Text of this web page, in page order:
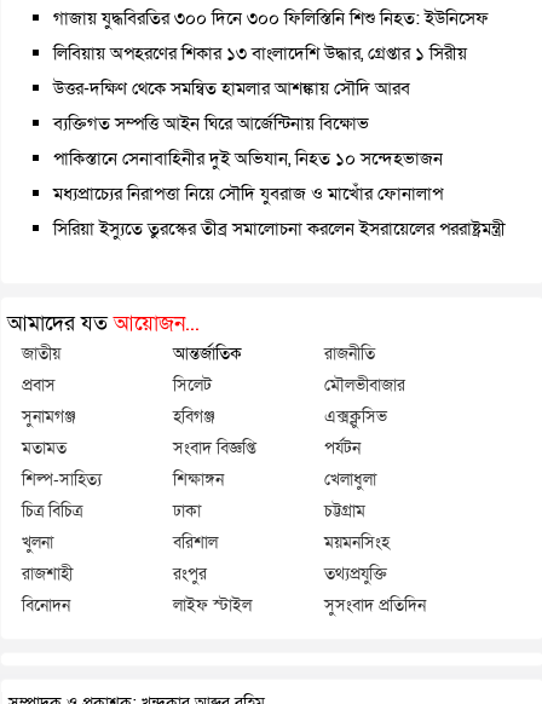
গাজায় যুদ্ধবিরতির ৩০০ দিনে ৩০০ ফিলিস্তিনি শিশু নিহত: ইউনিসেফ
লিবিয়ায় অপহরণের শিকার ১৩ বাংলাদেশি উদ্ধার, গ্রেপ্তার ১ সিরীয়
উত্তর-দক্ষিণ থেকে সমন্বিত হামলার আশঙ্কায় সৌদি আরব
ব্যক্তিগত সম্পত্তি আইন ঘিরে আর্জেন্টিনায় বিক্ষোভ
পাকিস্তানে সেনাবাহিনীর দুই অভিযান, নিহত ১০ সন্দেহভাজন
মধ্যপ্রাচ্যের নিরাপত্তা নিয়ে সৌদি যুবরাজ ও মাখোঁর ফোনালাপ
সিরিয়া ইস্যুতে তুরস্কের তীব্র সমালোচনা করলেন ইসরায়েলের পররাষ্ট্রমন্ত্রী
আমাদের যতআয়োজন...
জাতীয় আন্তর্জাতিক
রাজনীতি
প্রবাস
সিলেট
মৌলভীবাজার
সুনামগঞ্জ
হবিগঞ্জ
এক্সক্লুসিভ
মতামত
সংবাদ বিজ্ঞপ্তি
পর্যটন
শিল্প-সাহিত্য
শিক্ষাঙ্গন
খেলাধুলা
চিত্র বিচিত্র
ঢাকা
চট্টগ্রাম
খুলনা
বরিশাল
ময়মনসিংহ
রাজশাহী
রংপুর
তথ্যপ্রযুক্তি
বিনোদন
লাইফ স্টাইল সুসংবাদ প্রতিদিন